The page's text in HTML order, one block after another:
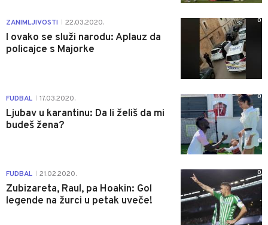
ZANIMLJIVOSTI 22.03.2020.
I ovako se služi narodu: Aplauz da
policajce s Majorke
0
FUDBAL 17.03.2020.
Ljubav u karantinu: Da li želiš da mi
budeš žena?
0
FUDBAL 21.02.2020.
Zubizareta, Raul, pa Hoakin: Gol
legende na žurci u petak uveče!
0